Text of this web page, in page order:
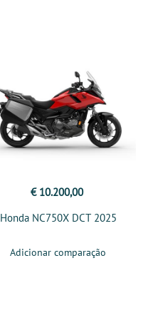
€ 10.200,00
Honda NC750X DCT 2025
Adicionar comparação